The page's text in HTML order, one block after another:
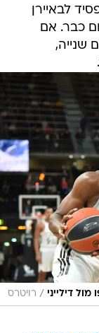
לבאיירן
כבר. אם
שנייה,
דילייני / רויטרס